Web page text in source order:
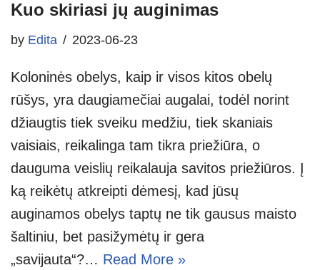
Kuo skiriasi jų auginimas
by Edita 2023-06-23
Koloninės obelys, kaip ir visos kitos obelų
rūšys, yra daugiamečiai augalai, todėl norint
džiaugtis tiek sveiku medžiu, tiek skaniais
vaisiais, reikalinga tam tikra priežiūra, o
dauguma veislių reikalauja savitos priežiūros. Į
ką reikėtų atkreipti dėmesį, kad jūsų
auginamos obelys taptų ne tik gausus maisto
šaltiniu, bet pasižymėtų ir gera
„savijauta“?… Read More »